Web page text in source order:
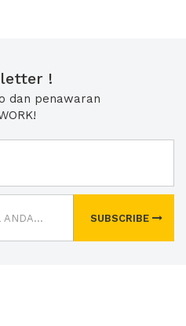
!
dan penawaran
SUBSCRIBE